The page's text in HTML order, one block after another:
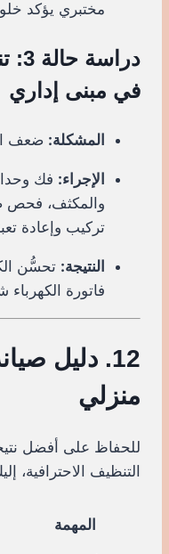
مختبري يؤكد
في مبنى إداري
المشكلة: ضعف
الإجراء: فك
والمكثف، فحص
تركيب وإعادة
النتيجة:
فاتورة الكهرباء
12. دليل
منزلي
للحفاظ على أفضل
التنظيف الاحترافية،
المهمة